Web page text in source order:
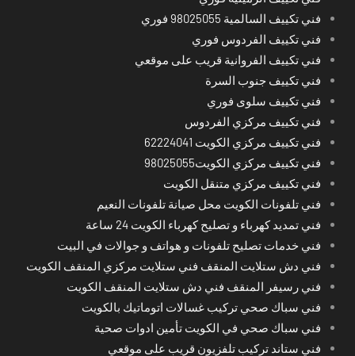
فني تكييف السالمية 98025055 فوري
فني تكييف الفردوس فوري
فني تكييف الفروانية قريب على موقعي
فني تكييف جنوب السرة
فني تكييف سلوى فوري
فني تكييف مركزي الفردوس
فني تكييف مركزي الكويت 62224041
فني تكييف مركزي الكويت98025055
فني تكييف مركزي متنقل الكويت
فني تلفونات الكويت محل صيانة تلفونات النعيم
فني تمديد كهرباء و تصليح كهرباء الكويت 24 ساعة
فني خدمات تصليح تلفونات و هواتف و جوالات في البيت
فني دش ستلايت المنقف فني ستلايت مركزي المنقف الكويت
فني رسيفر المنقف فني دش ستلايت المنقف الكويت
فني سباك صحي تركيب غسالات اتوماتيك بالكويت
فني سباك صحي في الكويت تأمين ادوات صحية
فني ستاند تركيب تلفزيون قريب على موقعي